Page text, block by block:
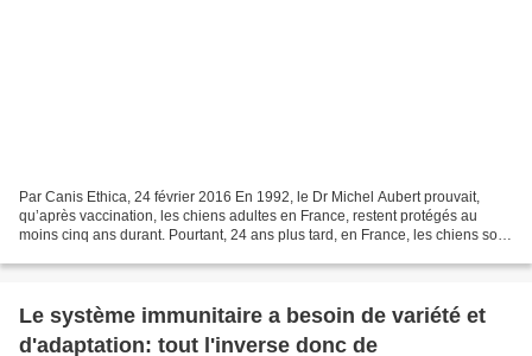
Par Canis Ethica, 24 février 2016 En 1992, le Dr Michel Aubert prouvait,
qu’après vaccination, les chiens adultes en France, restent protégés au
moins cinq ans durant. Pourtant, 24 ans plus tard, en France, les chiens sont
Le système immunitaire a besoin de variété et
d'adaptation: tout l'inverse donc de